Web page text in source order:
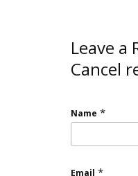
Leave a
Cancel
Name *
Email *